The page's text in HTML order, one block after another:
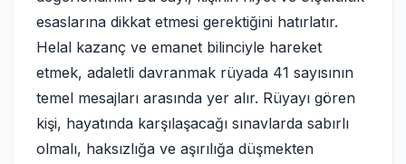
esaslarına dikkat etmesi gerektiğini hatırlatır.
Helal kazanç ve emanet bilinciyle hareket
etmek, adaletli davranmak rüyada 41 sayısının
temel mesajları arasında yer alır. Rüyayı gören
kişi, hayatında karşılaşacağı sınavlarda sabırlı
olmalı, haksızlığa ve aşırılığa düşmekten